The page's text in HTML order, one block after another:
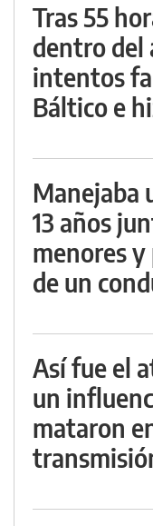
Tras 55
dentro del
intentos
Báltico e
Manejaba
13 años
menores
de un
Así fue el
un
mataron